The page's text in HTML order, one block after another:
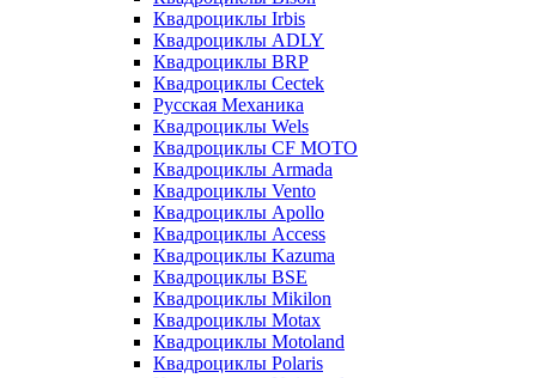
Квадроциклы Irbis
Квадроциклы ADLY
Квадроциклы BRP
Квадроциклы Cectek
Русская Механика
Квадроциклы Wels
Квадроциклы CF MOTO
Квадроциклы Armada
Квадроциклы Vento
Квадроциклы Apollo
Квадроциклы Access
Квадроциклы Kazuma
Квадроциклы BSE
Квадроциклы Mikilon
Квадроциклы Motax
Квадроциклы Motoland
Квадроциклы Polaris